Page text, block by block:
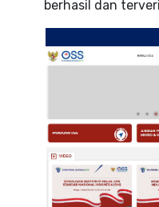
berhasil dan